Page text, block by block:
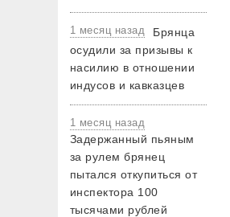
1 месяц назад
Брянца
осудили за призывы к
насилию в отношении
индусов и кавказцев
1 месяц назад
Задержанный пьяным
за рулем брянец
пытался откупиться от
инспектора 100
тысячами рублей